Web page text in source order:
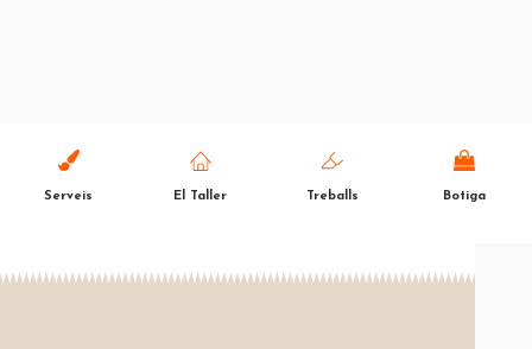
Serveis El Taller Treballs Botiga